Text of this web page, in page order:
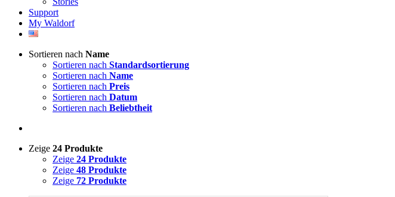
Support
My Waldorf
Sortieren nach Name
Sortieren nach Standardsortierung
Sortieren nach Name
Sortieren nach Preis
Sortieren nach Datum
Sortieren nach Beliebtheit
Zeige 24 Produkte
Zeige 24 Produkte
Zeige 48 Produkte
Zeige 72 Produkte